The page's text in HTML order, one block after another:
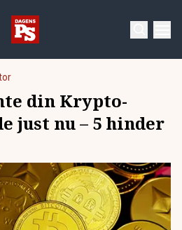
din Krypto-
just nu – 5 hinder